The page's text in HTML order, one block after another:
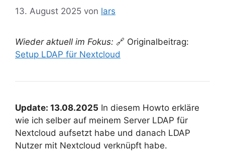
13. August 2025 von lars
Wieder aktuell im Fokus: 🔗 Originalbeitrag:
Setup LDAP für Nextcloud
Update: 13.08.2025 In diesem Howto erkläre
wie ich selber auf meinem Server LDAP für
Nextcloud aufsetzt habe und danach LDAP
Nutzer mit Nextcloud verknüpft habe.